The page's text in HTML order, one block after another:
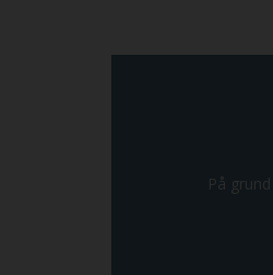
På